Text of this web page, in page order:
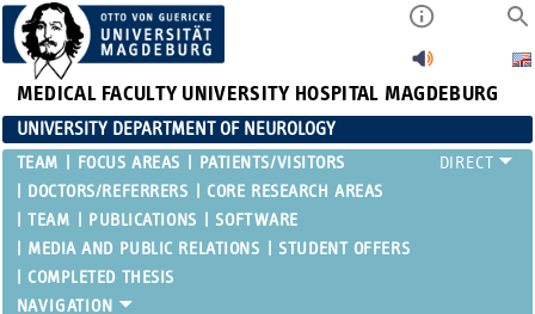
MEDICAL FACULTY UNIVERSITY HOSPITAL MAGDEBURG
UNIVERSITY DEPARTMENT OF NEUROLOGY
TEAM FOCUS AREAS
PATIENTS/VISITORS
DOCTORS/REFERRERS
CORE RESEARCH AREAS
TEAM
PUBLICATIONS
SOFTWARE
MEDIA AND PUBLIC RELATIONS
STUDENT OFFERS
COMPLETED THESIS